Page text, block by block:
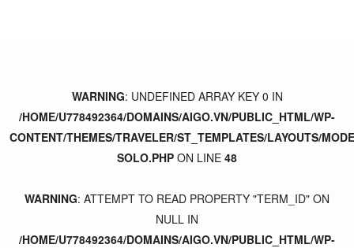
WARNING: UNDEFINED ARRAY KEY 0 IN
/HOME/U778492364/DOMAINS/AIGO.VN/PUBLIC_HTML/WP-
CONTENT/THEMES/TRAVELER/ST_TEMPLATES/LAYOUTS/
SOLO.PHP ON LINE 48
WARNING: ATTEMPT TO READ PROPERTY "TERM_ID" ON
NULL IN
/HOME/U778492364/DOMAINS/AIGO.VN/PUBLIC_HTML/WP-